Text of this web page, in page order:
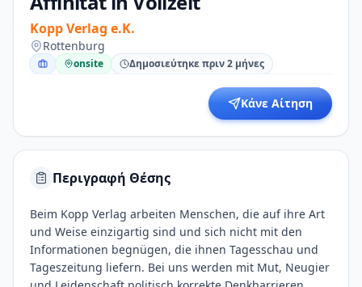
Kopp Verlag e.K.
Rottenburg
onsite Δημοσιεύτηκε πριν 2 μήνες
Κάνε Αίτηση
Περιγραφή Θέσης
Beim Kopp Verlag arbeiten Menschen, die auf ihre Art
und Weise einzigartig sind und sich nicht mit den
Informationen begnügen, die ihnen Tagesschau und
Tageszeitung liefern. Bei uns werden mit Mut, Neugier